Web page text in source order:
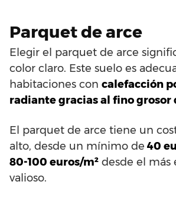
Parquet de arce
Elegir el parquet de arce
color claro. Este suelo es
habitaciones con calefacción
radiante gracias al fino grosor
El parquet de arce tiene un
alto, desde un mínimo de 40
80-100 euros/m² desde el más
valioso.